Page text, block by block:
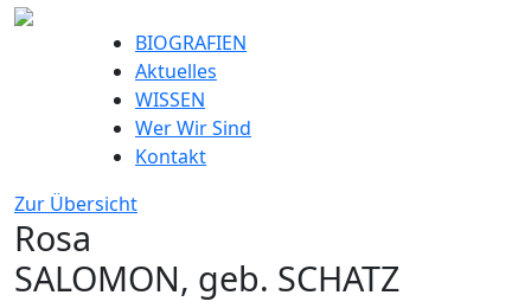
BIOGRAFIEN
Aktuelles
WISSEN
Wer Wir Sind
Kontakt
Zur Übersicht
Rosa
SALOMON, geb. SCHATZ